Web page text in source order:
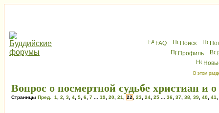
FAQ Поиск
Профиль
В этом
Вопрос о посмертной судьбе христиан и
Страницы Пред. 1 2 3 4 5 6 7 19 20 21 22 23 24 25 36 37 38 39 40 41